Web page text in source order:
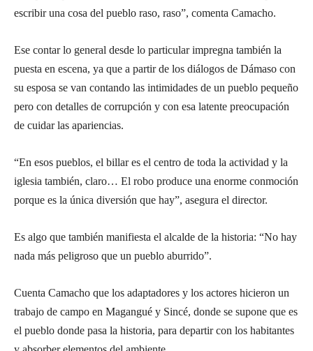
escribir una cosa del pueblo raso, raso”, comenta Camacho.
Ese contar lo general desde lo particular impregna también la
puesta en escena, ya que a partir de los diálogos de Dámaso con
su esposa se van contando las intimidades de un pueblo pequeño
pero con detalles de corrupción y con esa latente preocupación
de cuidar las apariencias.
“En esos pueblos, el billar es el centro de toda la actividad y la
iglesia también, claro… El robo produce una enorme conmoción
porque es la única diversión que hay”, asegura el director.
Es algo que también manifiesta el alcalde de la historia: “No hay
nada más peligroso que un pueblo aburrido”.
Cuenta Camacho que los adaptadores y los actores hicieron un
trabajo de campo en Magangué y Sincé, donde se supone que es
el pueblo donde pasa la historia, para departir con los habitantes